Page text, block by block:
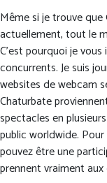
Même si je trouve
actuellement, tout le
C’est pourquoi je
concurrents. Je suis
websites de webcam
Chaturbate
spectacles en
public worldwide.
pouvez être une
prennent vraiment